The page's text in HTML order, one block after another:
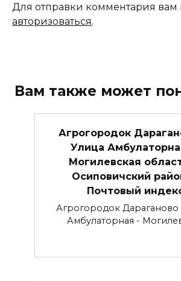
Для отправки комментария
авторизоваться.
Вам также может
Агрогородок
Улица
Могилевская
Осиповичский
Почтовый
Агрогородок Дараганово
Амбулаторная -